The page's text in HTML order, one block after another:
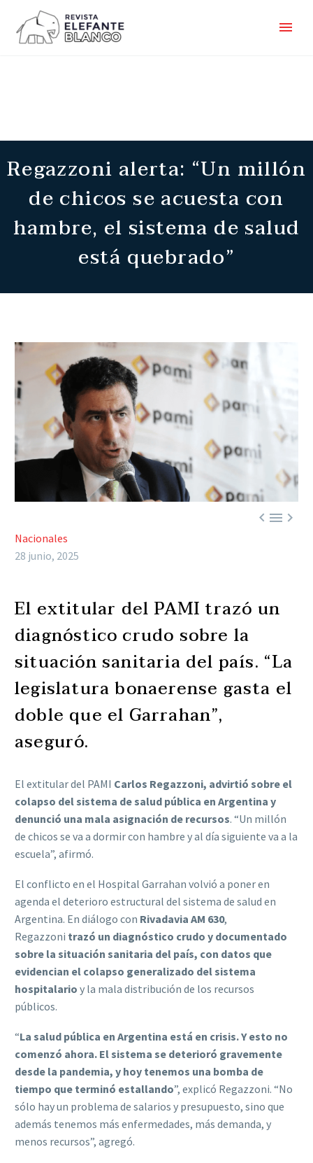
Regazzoni alerta: “Un millón
de chicos se acuesta con
hambre, el sistema de salud
está quebrado”

Nacionales
28 junio, 2025
El extitular del PAMI trazó un
diagnóstico crudo sobre la
situación sanitaria del país. “La
legislatura bonaerense gasta el
doble que el Garrahan”,
aseguró.
El extitular del PAMI Carlos Regazzoni, advirtió sobre el
colapso del sistema de salud pública en Argentina y
denunció una mala asignación de recursos. “Un millón
de chicos se va a dormir con hambre y al día siguiente va a la
escuela”, afirmó.
El conflicto en el Hospital Garrahan volvió a poner en
agenda el deterioro estructural del sistema de salud en
Argentina. En diálogo con Rivadavia AM 630,
Regazzoni trazó un diagnóstico crudo y documentado
sobre la situación sanitaria del país, con datos que
evidencian el colapso generalizado del sistema
hospitalario y la mala distribución de los recursos
públicos.
“La salud pública en Argentina está en crisis. Y esto no
comenzó ahora. El sistema se deterioró gravemente
desde la pandemia, y hoy tenemos una bomba de
tiempo que terminó estallando”, explicó Regazzoni. “No
sólo hay un problema de salarios y presupuesto, sino que
además tenemos más enfermedades, más demanda, y
menos recursos”, agregó.